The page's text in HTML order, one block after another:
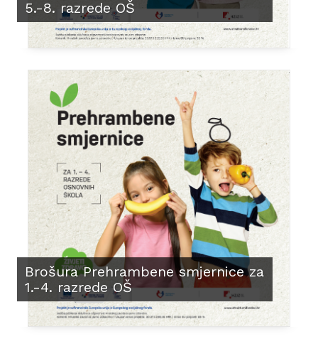
5.-8. razrede OŠ
Brošura Prehrambene smjernice za
1.-4. razrede OŠ